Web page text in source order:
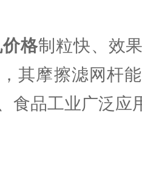
格制粒快、效
其摩擦滤网杆
食品工业广泛应
ZL-